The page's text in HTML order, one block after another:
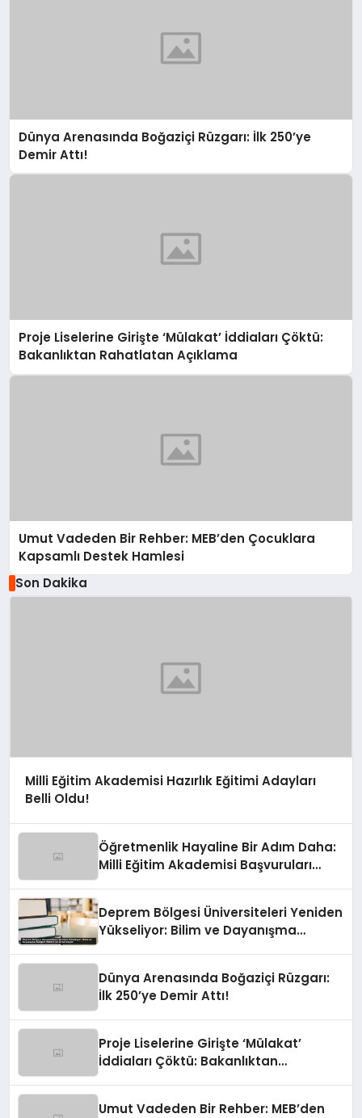
Dünya Arenasında Boğaziçi Rüzgarı: İlk 250’ye
Demir Attı!
Proje Liselerine Girişte ‘Mülakat’ İddiaları Çöktü:
Bakanlıktan Rahatlatan Açıklama
Umut Vadeden Bir Rehber: MEB’den Çocuklara
Kapsamlı Destek Hamlesi
Son Dakika
Milli Eğitim Akademisi Hazırlık Eğitimi Adayları
Belli Oldu!
Öğretmenlik Hayaline Bir Adım Daha:
Milli Eğitim Akademisi Başvuruları
Deprem Bölgesi Üniversiteleri Yeniden
Yükseliyor: Bilim ve Dayanışma
Dünya Arenasında Boğaziçi Rüzgarı:
İlk 250’ye Demir Attı!
Proje Liselerine Girişte ‘Mülakat’
İddiaları Çöktü: Bakanlıktan
Umut Vadeden Bir Rehber: MEB’den